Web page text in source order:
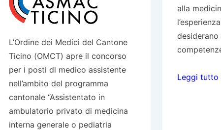
L’Ordine dei Medici del Cantone
Ticino (OMCT) apre il concorso
per i posti di medico assistente
nell’ambito del programma
cantonale “Assistentato in
ambulatorio privato di medicina
interna generale o pediatria
alla
Corso
Leggi tutto